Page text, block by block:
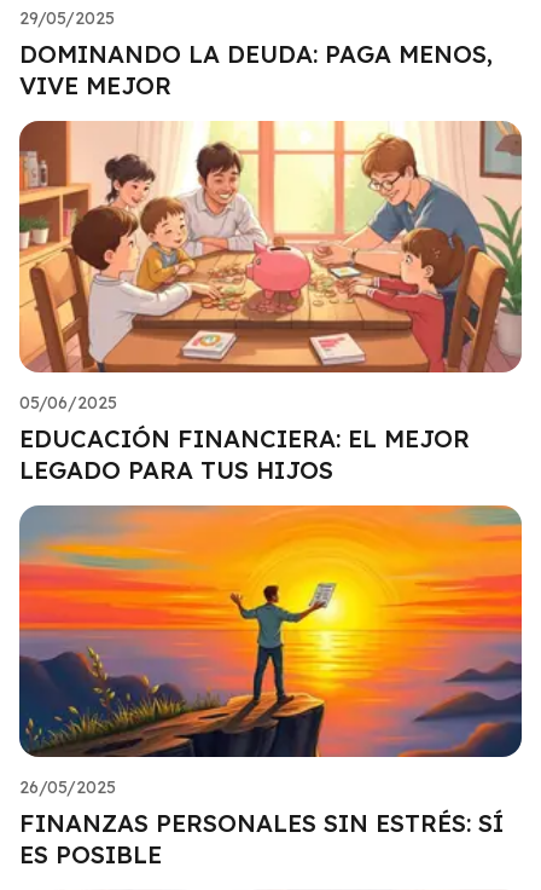
29/05/2025
DOMINANDO LA DEUDA: PAGA MENOS,
VIVE MEJOR
05/06/2025
EDUCACIÓN FINANCIERA: EL MEJOR
LEGADO PARA TUS HIJOS
26/05/2025
FINANZAS PERSONALES SIN ESTRÉS: SÍ
ES POSIBLE